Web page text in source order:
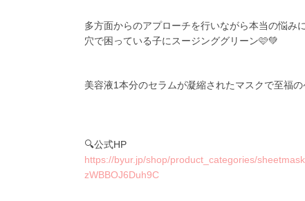
多方面からのアプローチを行いながら本当の悩み
穴で困っている子にスージンググリーン🩷💚
美容液1本分のセラムが凝縮されたマスクで至福
🔍公式HP
https://byur.jp/shop/product_categories/
zWBBOJ6Duh9C